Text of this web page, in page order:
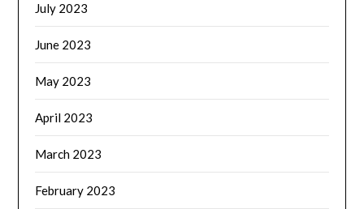
July 2023
June 2023
May 2023
April 2023
March 2023
February 2023